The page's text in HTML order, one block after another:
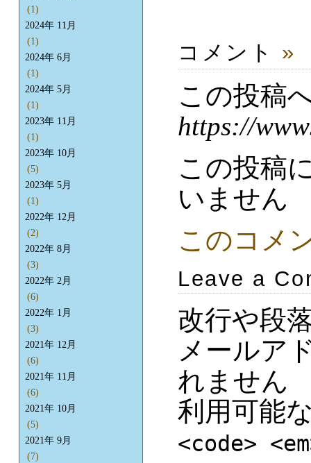
コメント »
この投稿
https://
この投稿
いません
このコメ
Leave a
改行や段
メールア
れません
利用可能
<code>
(1)
2024年 11月
(1)
2024年 6月
(1)
2024年 5月
(1)
2023年 11月
(1)
2023年 10月
(5)
2023年 5月
(1)
2022年 12月
(2)
2022年 8月
(3)
2022年 2月
(6)
2022年 1月
(3)
2021年 12月
(6)
2021年 11月
(6)
2021年 10月
(5)
2021年 9月
(7)